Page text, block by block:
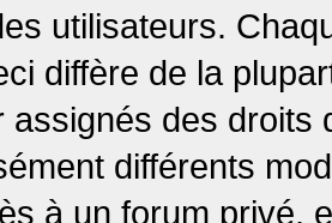
utilisateurs.
diffère de la
assignés des
différents
à un forum privé,